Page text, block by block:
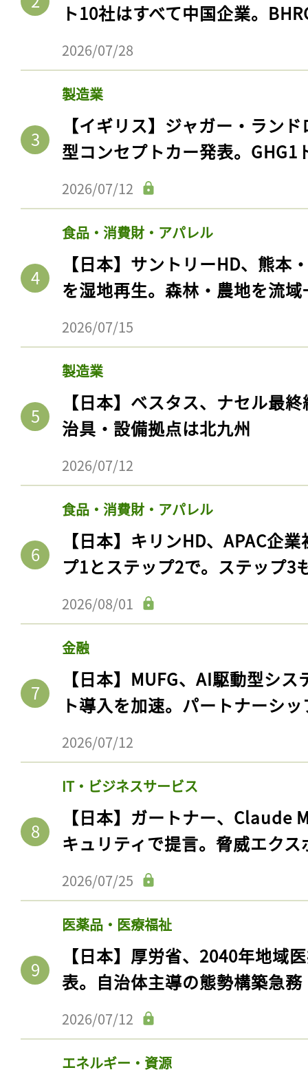
ト10社はすべて中国企業。
2026/07/28
製造業
【イギリス】ジャガー・ラン
型コンセプトカー発表。GHG1
2026/07/12
食品・消費財・アパレル
【日本】サントリーHD、熊本
を湿地再生。森林・農地を流
2026/07/15
製造業
【日本】ベスタス、ナセル最
治具・設備拠点は北九州
2026/07/12
食品・消費財・アパレル
【日本】キリンHD、APAC企
プ1とステップ2で。ステップ3
2026/08/01
金融
【日本】MUFG、AI駆動型シ
ト導入を加速。パートナーシ
2026/07/12
IT・ビジネスサービス
【日本】ガートナー、Claude
キュリティで提言。脅威エク
2026/07/25
医薬品・医療福祉
【日本】厚労省、2040年地域
表。自治体主導の態勢構築急務
2026/07/12
エネルギー・資源
記事をお気に入りに
ログインが必
ログイン
会員登録